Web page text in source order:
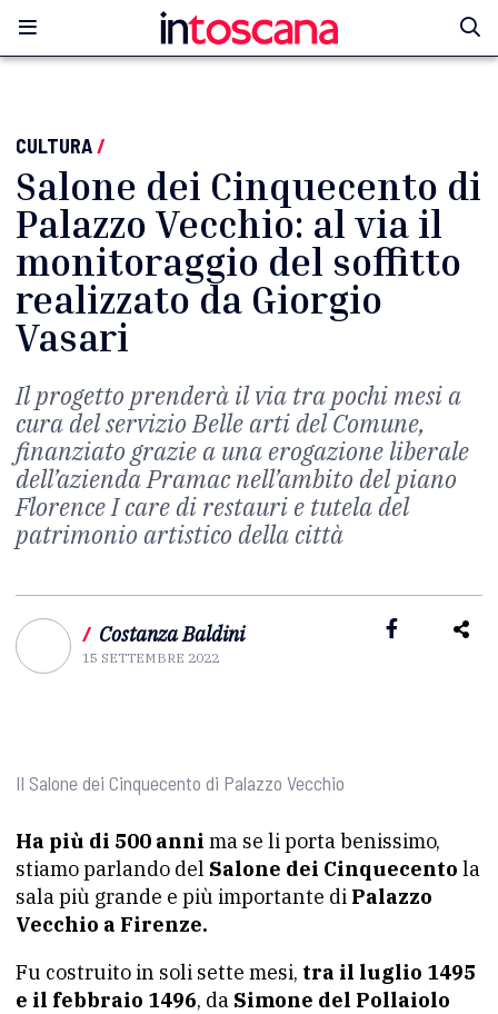
CULTURA/
Salone dei Cinquecento di
Palazzo Vecchio: al via il
monitoraggio del soffitto
realizzato da Giorgio
Vasari
Il progetto prenderà il via tra pochi mesi a
cura del servizio Belle arti del Comune,
finanziato grazie a una erogazione liberale
dell’azienda Pramac nell’ambito del piano
Florence I care di restauri e tutela del
patrimonio artistico della città
/ Costanza Baldini
15 SETTEMBRE 2022
Il Salone dei Cinquecento di Palazzo Vecchio
Ha più di 500 anni ma se li porta benissimo,
stiamo parlando del Salone dei Cinquecento la
sala più grande e più importante di Palazzo
Vecchio a Firenze.
Fu costruito in soli sette mesi, tra il luglio 1495
e il febbraio 1496, da Simone del Pollaiolo